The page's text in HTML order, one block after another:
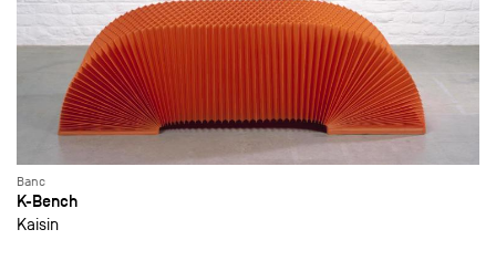
Banc
K-Bench
Kaisin